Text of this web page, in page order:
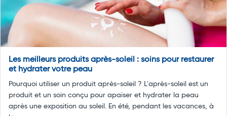
Les meilleurs produits après-soleil : soins pour restaurer
et hydrater votre peau
Pourquoi utiliser un produit après-soleil ? L'après-soleil est un
produit et un soin conçu pour apaiser et hydrater la peau
après une exposition au soleil. En été, pendant les vacances, à